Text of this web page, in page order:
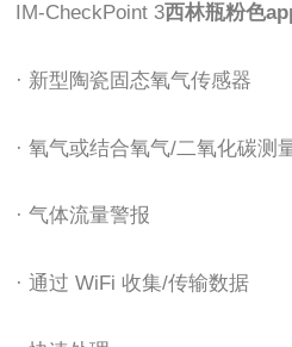
IM-CheckPoint 3西林瓶粉色
· 新型陶瓷固态氧气传感器
· 氧气或结合氧气/二氧化碳测
· 气体流量警报
· 通过 WiFi 收集/传输数据